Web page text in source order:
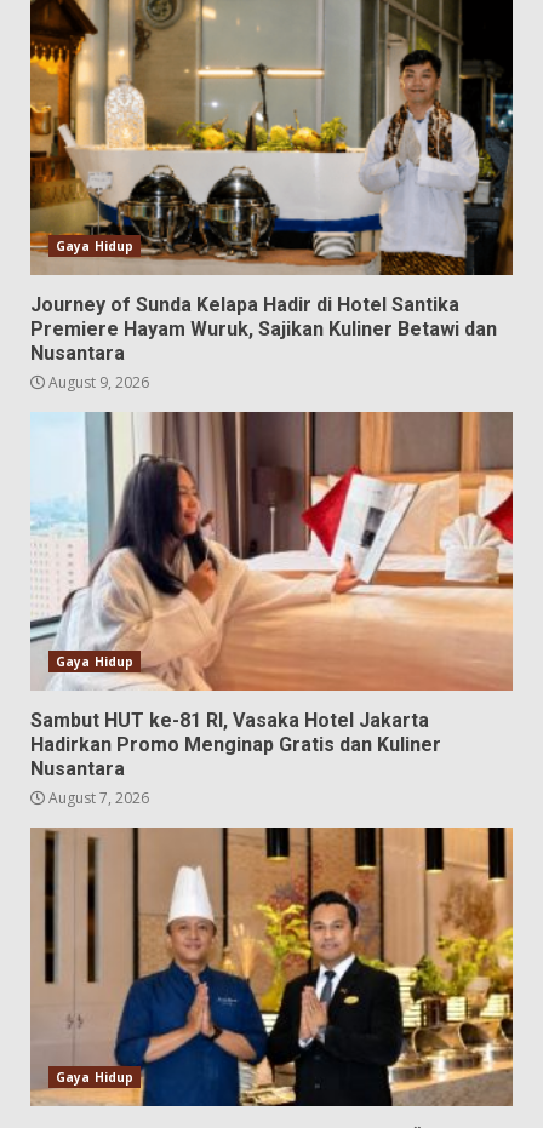
Gaya Hidup
Journey of Sunda Kelapa Hadir di Hotel Santika
Premiere Hayam Wuruk, Sajikan Kuliner Betawi dan
Nusantara
August 9, 2026
Gaya Hidup
Sambut HUT ke-81 RI, Vasaka Hotel Jakarta
Hadirkan Promo Menginap Gratis dan Kuliner
Nusantara
August 7, 2026
Gaya Hidup